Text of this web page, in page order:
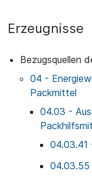
Erzeugnisse
Bezugsquellen
04 -
Packmittel
04.03 -
04.03.41
04.03.55